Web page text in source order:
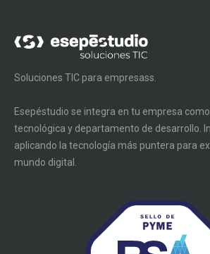
Soluciones TIC para empresass.
Esepéstudio se integra en tu empresa
tecnológica y departamento de desarrollo.
aplicando la tecnología más puntera para
mundo digital.